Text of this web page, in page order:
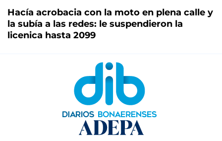
Hacía acrobacia con la moto en plena calle y
la subía a las redes: le suspendieron la
licenica hasta 2099